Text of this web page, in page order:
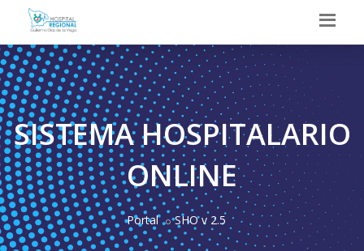
SISTEMA HOSPITALARIO
ONLINE
Portal SHO v 2.5